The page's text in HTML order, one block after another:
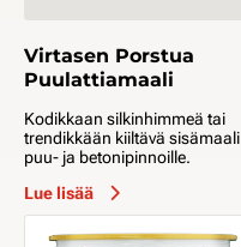
Virtasen Porstua
Puulattiamaali
Kodikkaan silkinhimmeä tai
trendikkään kiiltävä sisämaali
puu- ja betonipinnoille.
Lue lisää